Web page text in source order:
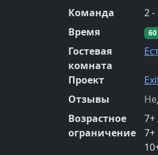
Команда 2-
Время
60
Гостевая
комната
Проект
Отзывы
Возрастное
ограничение
7+
7+
10